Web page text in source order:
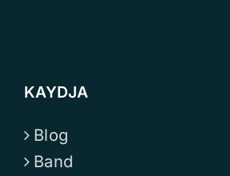
KAYDJA
Blog
Band